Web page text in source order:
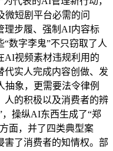
微短剧平台必需的问
理步履、强制AI内容标
数字李鬼”不只窃取了人
AI视频素材违规利用的
代实人完成内容创做、发
象，更需要法令律例
人的积极以及消费者的辨
，操纵AI东西生成了“郑
面，并了四类典型案
害了消费者的知情权。部